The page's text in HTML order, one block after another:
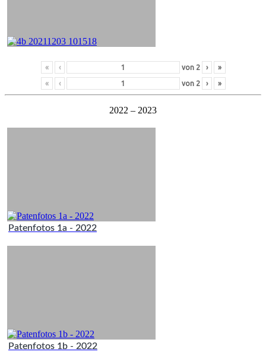
« ‹ von 2 › »
« ‹ von 2 › »
2022 – 2023
Patenfotos 1a - 2022
Patenfotos 1b - 2022